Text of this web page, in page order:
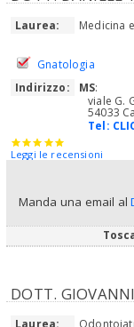
Laurea: Medicina
Gnatologia
Indirizzo:
MS:
viale G.
54033
Tel:
Leggi le recensioni
Manda una email al
DOTT.